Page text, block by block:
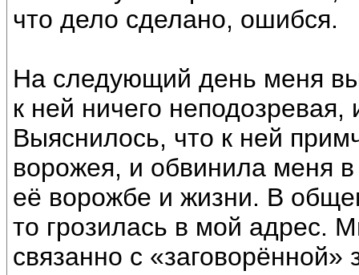
что дело сделано, ошибся.
На следующий день меня
к ней ничего
Выяснилось, что к ней
ворожея, и обвинила меня
её ворожбе и жизни. В
то грозилась в мой адрес.
связанно с